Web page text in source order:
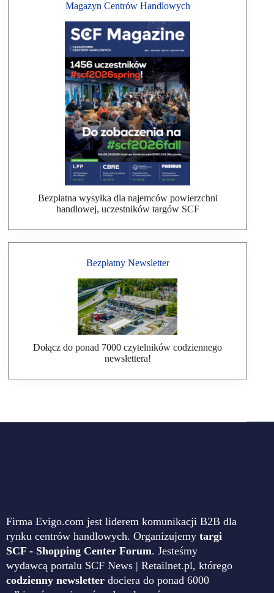
Magazyn Centrów Handlowych
Bezpłatna wysyłka dla najemców powierzchni
handlowej, uczestników targów SCF
Bezpłatny Newsletter
Dołącz do ponad 7000 czytelników codziennego
newslettera!
Firma Evigo.com jest liderem komunikacji B2B dla
rynku centrów handlowych. Organizujemy targi
SCF - Shopping Center Forum. Jesteśmy
wydawcą portalu SCF News | Retailnet.pl, którego
codzienny newsletter dociera do ponad 6000